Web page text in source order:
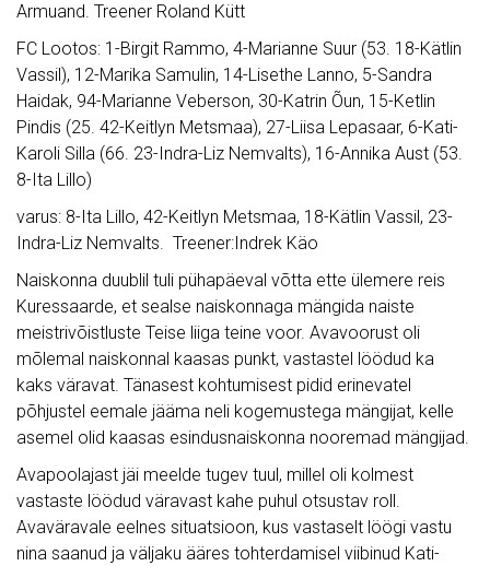
Armuand. Treener Roland Kütt
FC Lootos: 1-Birgit Rammo, 4-Marianne Suur (53. 18-Kätlin
Vassil), 12-Marika Samulin, 14-Lisethe Lanno, 5-Sandra
Haidak, 94-Marianne Veberson, 30-Katrin Õun, 15-Ketlin
Pindis (25. 42-Keitlyn Metsmaa), 27-Liisa Lepasaar, 6-Kati-
Karoli Silla (66. 23-Indra-Liz Nemvalts), 16-Annika Aust (53.
8-Ita Lillo)
varus: 8-Ita Lillo, 42-Keitlyn Metsmaa, 18-Kätlin Vassil, 23-
Indra-Liz Nemvalts. Treener:Indrek Käo
Naiskonna duublil tuli pühapäeval võtta ette ülemere reis
Kuressaarde, et sealse naiskonnaga mängida naiste
meistrivõistluste Teise liiga teine voor. Avavoorust oli
mõlemal naiskonnal kaasas punkt, vastastel löödud ka
kaks väravat. Tänasest kohtumisest pidid erinevatel
põhjustel eemale jääma neli kogemustega mängijat, kelle
asemel olid kaasas esindusnaiskonna nooremad mängijad.
Avapoolajast jäi meelde tugev tuul, millel oli kolmest
vastaste löödud väravast kahe puhul otsustav roll.
Avaväravale eelnes situatsioon, kus vastaselt löögi vastu
nina saanud ja väljaku ääres tohterdamisel viibinud Kati-